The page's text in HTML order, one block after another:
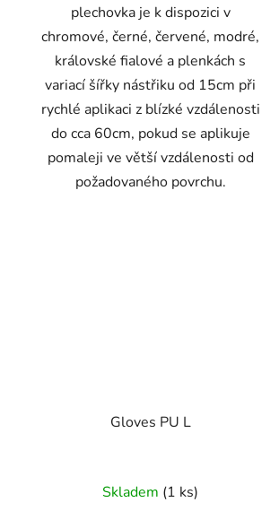
plechovka je k dispozici v
chromové, černé, červené, modré,
královské fialové a plenkách s
variací šířky nástřiku od 15cm při
rychlé aplikaci z blízké vzdálenosti
do cca 60cm, pokud se aplikuje
pomaleji ve větší vzdálenosti od
požadovaného povrchu.
Gloves PU L
Skladem (1 ks)